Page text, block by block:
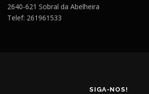
2640-621 Sobral da Abelheira
Telef: 261961533
SIGA-NOS!